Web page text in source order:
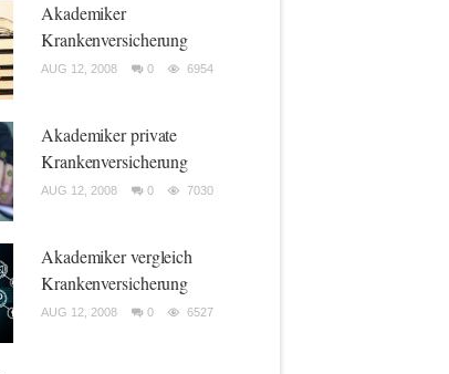
Akademiker
Krankenversicherung
AUG 12, 2008 0 6954
Akademiker private
Krankenversicherung
AUG 12, 2008 0 7030
Akademiker vergleich
Krankenversicherung
AUG 12, 2008 0 6527